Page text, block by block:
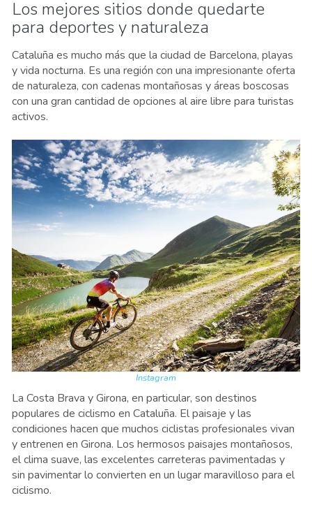
Los mejores sitios donde quedarte
para deportes y naturaleza
Cataluña es mucho más que la ciudad de Barcelona, playas
y vida nocturna. Es una región con una impresionante oferta
de naturaleza, con cadenas montañosas y áreas boscosas
con una gran cantidad de opciones al aire libre para turistas
activos.
Instagram
La Costa Brava y Girona, en particular, son destinos
populares de ciclismo en Cataluña. El paisaje y las
condiciones hacen que muchos ciclistas profesionales vivan
y entrenen en Girona. Los hermosos paisajes montañosos,
el clima suave, las excelentes carreteras pavimentadas y
sin pavimentar lo convierten en un lugar maravilloso para el
ciclismo.